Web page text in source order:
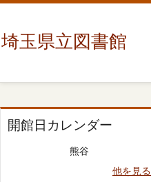
埼玉県立図書館
開館日カレンダー
熊谷
他を見る